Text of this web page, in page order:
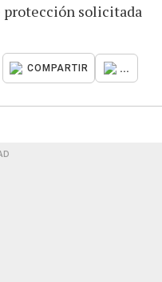
protección solicitada
COMPARTIR ...